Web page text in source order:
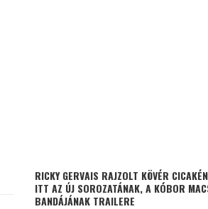
RICKY GERVAIS RAJZOLT KÖVÉR
ITT AZ ÚJ SOROZATÁNAK, A KÓBOR
BANDÁJÁNAK TRAILERE